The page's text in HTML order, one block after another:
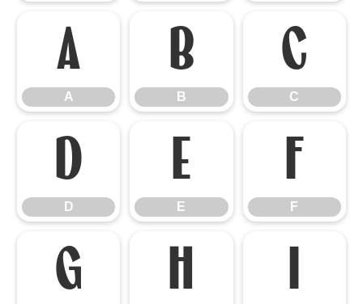
A
A
B
B
C
C
D
D
E
E
F
F
G H I